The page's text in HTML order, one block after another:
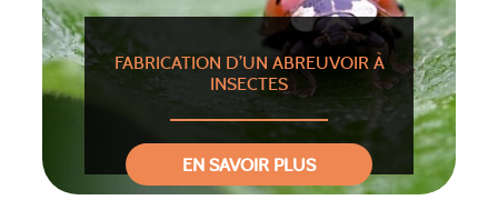
FABRICATION D’UN ABREUVOIR À
INSECTES
EN SAVOIR PLUS